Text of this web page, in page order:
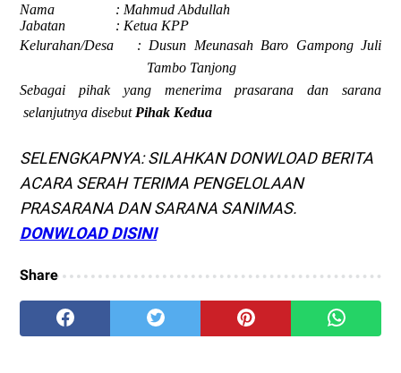
Nama : Mahmud Abdullah
Jabatan
: Ketua KPP
Kelurahan/Desa
: Dusun Meunasah Baro Gampong Juli
Tambo Tanjong
Sebagai pihak yang menerima prasarana dan sarana
selanjutnya disebut Pihak Kedua
SELENGKAPNYA: SILAHKAN DONWLOAD BERITA
ACARA SERAH TERIMA PENGELOLAAN
PRASARANA DAN SARANA SANIMAS.
DONWLOAD DISINI
Share